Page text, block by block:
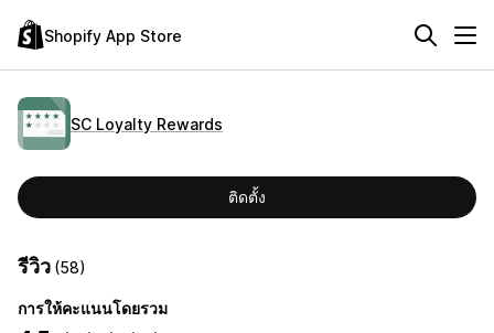
Shopify App Store
SC Loyalty Rewards
ติดตั้ง
รีวิว (58)
การให้คะแนนโดยรวม